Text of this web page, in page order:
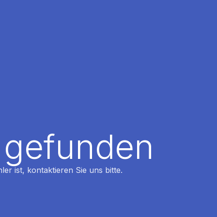
ist, kontaktieren Sie uns bitte.